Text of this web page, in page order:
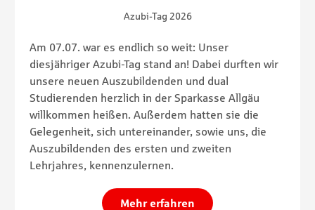
Azubi-Tag 2026
Am 07.07. war es endlich so weit: Unser
diesjähriger Azubi-Tag stand an! Dabei durften wir
unsere neuen Auszubildenden und dual
Studierenden herzlich in der Sparkasse Allgäu
willkommen heißen. Außerdem hatten sie die
Gelegenheit, sich untereinander, sowie uns, die
Auszubildenden des ersten und zweiten
Lehrjahres, kennenzulernen.
Mehr erfahren